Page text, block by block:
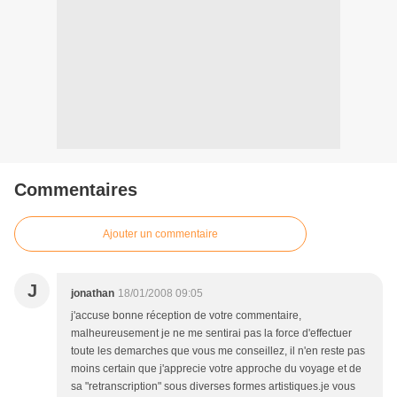
Commentaires
Ajouter un commentaire
J jonathan 18/01/2008 09:05
j'accuse bonne réception de votre commentaire,
malheureusement je ne me sentirai pas la force d'effectuer
toute les demarches que vous me conseillez, il n'en reste pas
moins certain que j'apprecie votre approche du voyage et de
sa "retranscription" sous diverses formes artistiques.je vous